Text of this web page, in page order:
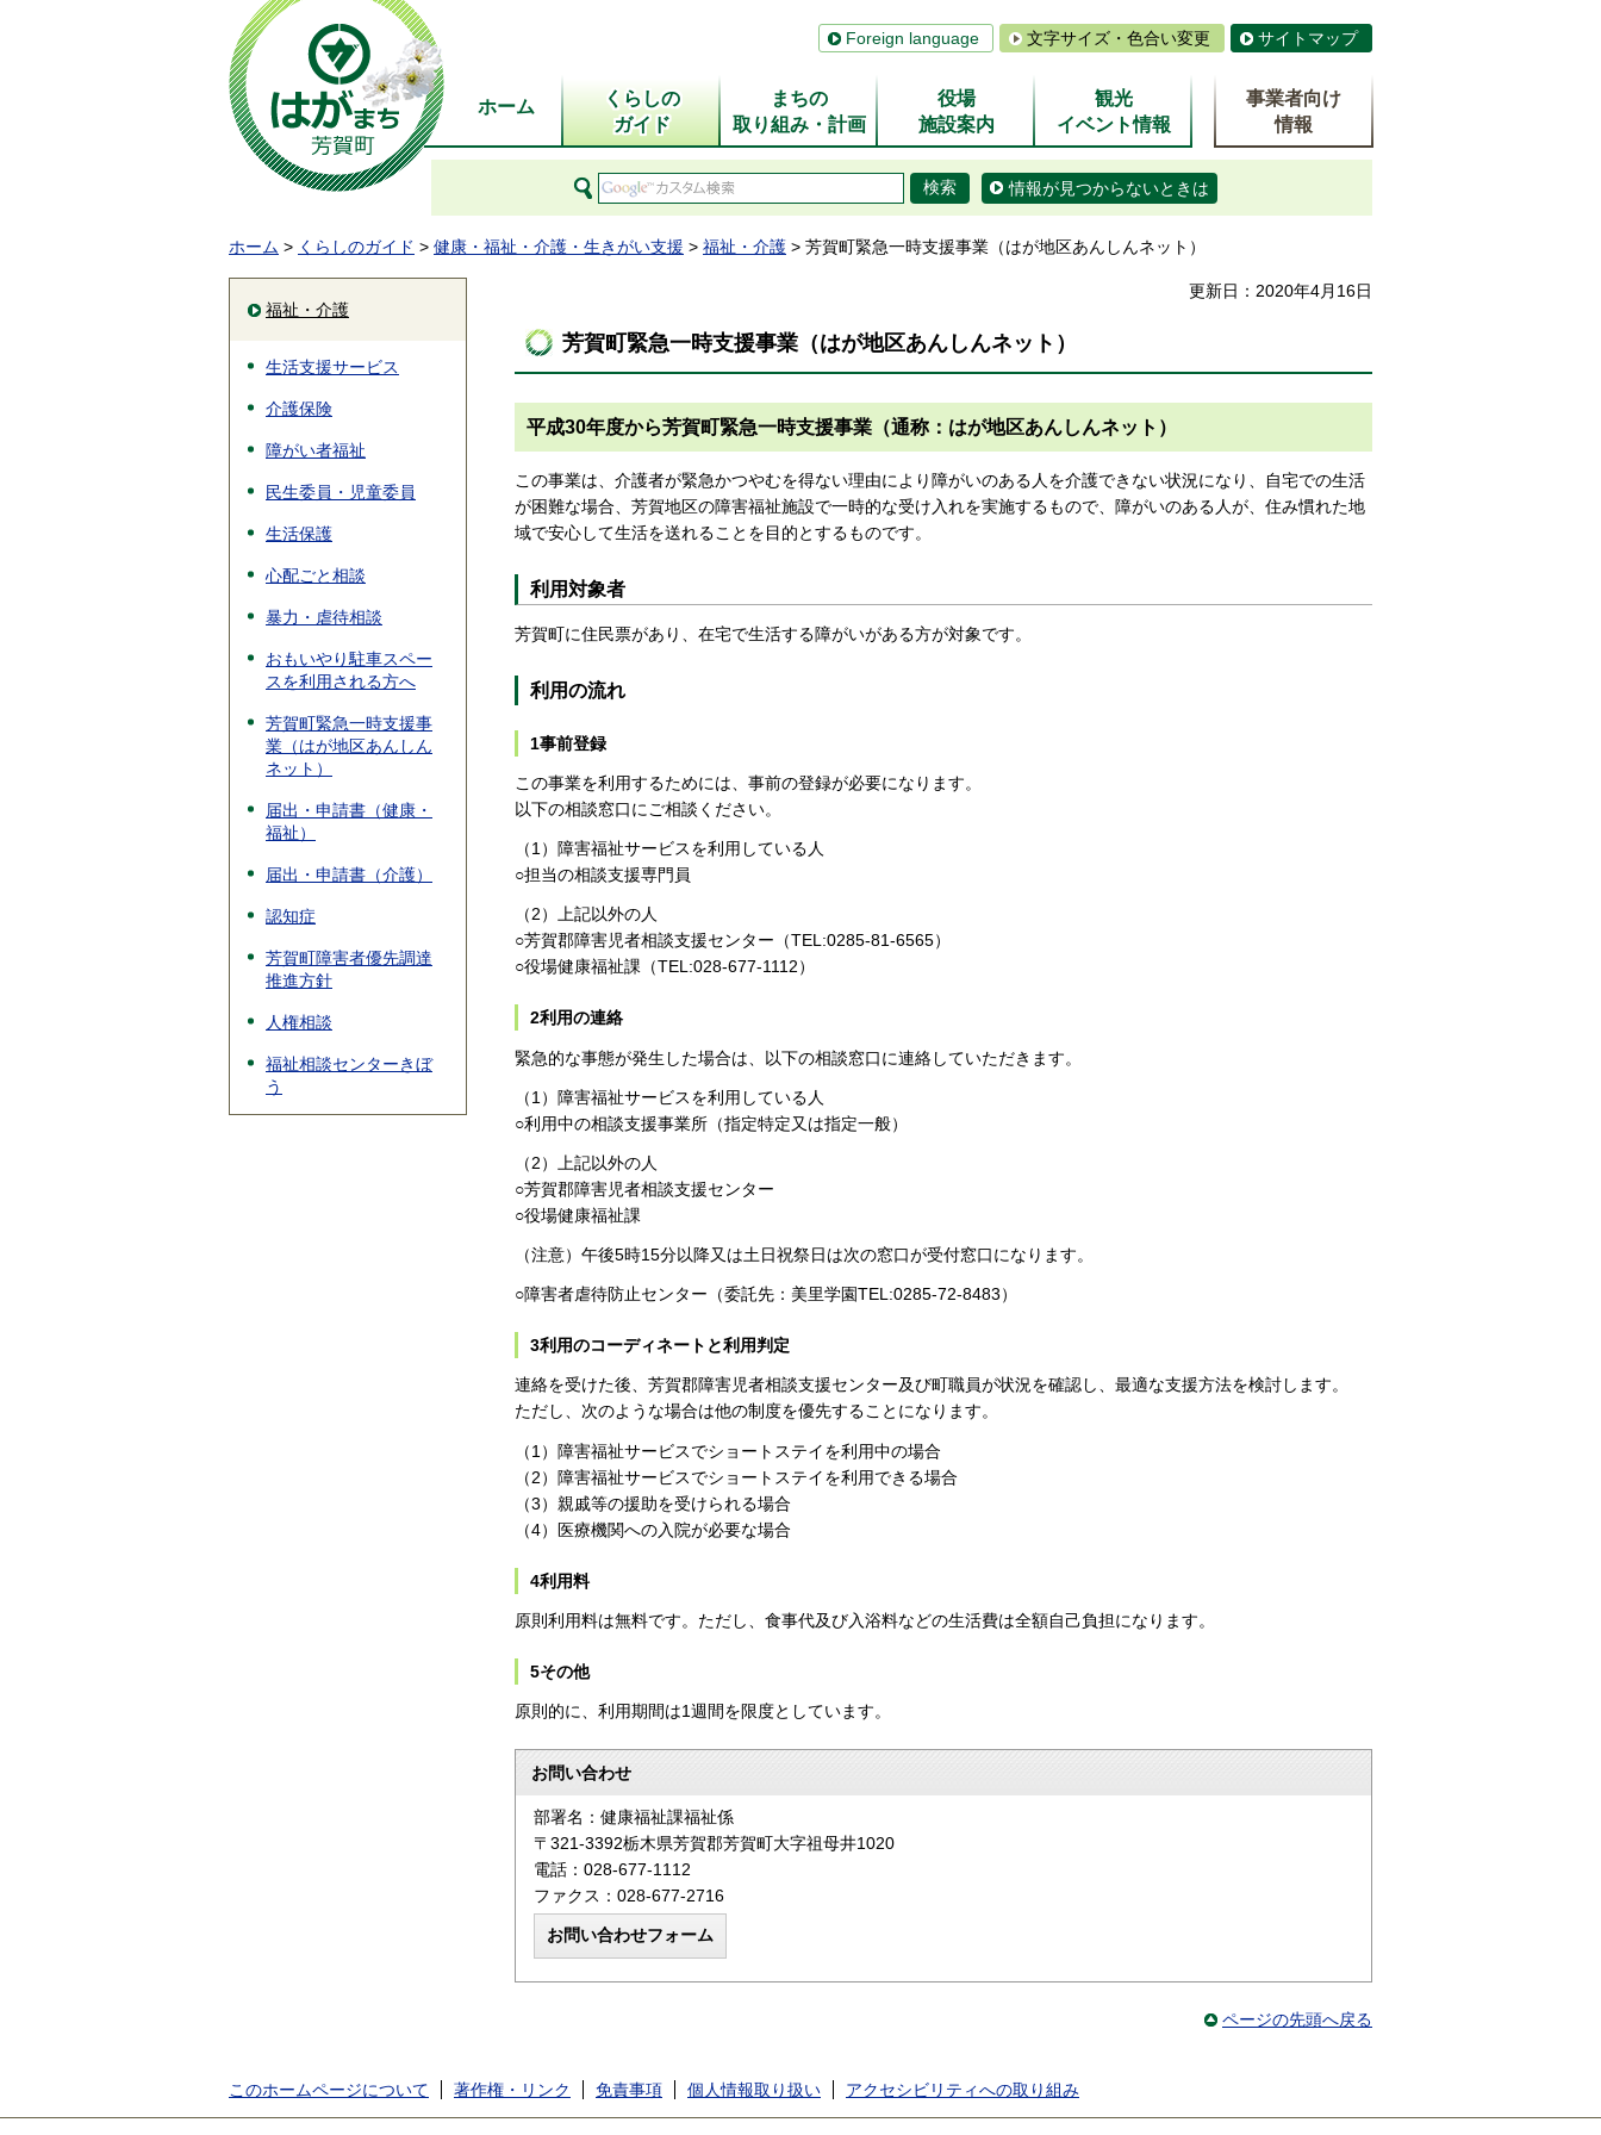
Foreign language 文字サイズ・色合い変更 サイトマップ
ホーム
くらしの
ガイド
まちの
取り組み・計画
役場
施設案内
観光
イベント情報
事業者向け
情報
情報が見つからないときは
ホーム > くらしのガイド > 健康・福祉・介護・生きがい支援 > 福祉・介護 > 芳賀町緊急一時支援事業（はが地区あんしんネット）
福祉・介護
生活支援サービス
介護保険
障がい者福祉
民生委員・児童委員
生活保護
心配ごと相談
暴力・虐待相談
おもいやり駐車スペー
スを利用される方へ
芳賀町緊急一時支援事
業（はが地区あんしん
ネット）
届出・申請書（健康・
福祉）
届出・申請書（介護）
認知症
芳賀町障害者優先調達
推進方針
人権相談
福祉相談センターきぼ
う
更新日：2020年4月16日
芳賀町緊急一時支援事業（はが地区あんしんネット）
平成30年度から芳賀町緊急一時支援事業（通称：はが地区あんしんネット）
この事業は、介護者が緊急かつやむを得ない理由により障がいのある人を介護できない状況になり、自宅での生活
が困難な場合、芳賀地区の障害福祉施設で一時的な受け入れを実施するもので、障がいのある人が、住み慣れた地
域で安心して生活を送れることを目的とするものです。
利用対象者
芳賀町に住民票があり、在宅で生活する障がいがある方が対象です。
利用の流れ
1事前登録
この事業を利用するためには、事前の登録が必要になります。
以下の相談窓口にご相談ください。
（1）障害福祉サービスを利用している人
○担当の相談支援専門員
（2）上記以外の人
○芳賀郡障害児者相談支援センター（TEL:0285-81-6565）
○役場健康福祉課（TEL:028-677-1112）
2利用の連絡
緊急的な事態が発生した場合は、以下の相談窓口に連絡していただきます。
（1）障害福祉サービスを利用している人
○利用中の相談支援事業所（指定特定又は指定一般）
（2）上記以外の人
○芳賀郡障害児者相談支援センター
○役場健康福祉課
（注意）午後5時15分以降又は土日祝祭日は次の窓口が受付窓口になります。
○障害者虐待防止センター（委託先：美里学園TEL:0285-72-8483）
3利用のコーディネートと利用判定
連絡を受けた後、芳賀郡障害児者相談支援センター及び町職員が状況を確認し、最適な支援方法を検討します。
ただし、次のような場合は他の制度を優先することになります。
（1）障害福祉サービスでショートステイを利用中の場合
（2）障害福祉サービスでショートステイを利用できる場合
（3）親戚等の援助を受けられる場合
（4）医療機関への入院が必要な場合
4利用料
原則利用料は無料です。ただし、食事代及び入浴料などの生活費は全額自己負担になります。
5その他
原則的に、利用期間は1週間を限度としています。
お問い合わせ
部署名：健康福祉課福祉係
〒321-3392栃木県芳賀郡芳賀町大字祖母井1020
電話：028-677-1112
ファクス：028-677-2716
ページの先頭へ戻る
このホームページについて 著作権・リンク 免責事項 個人情報取り扱い アクセシビリティへの取り組み